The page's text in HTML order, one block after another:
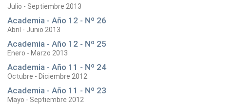
Julio - Septiembre 2013
Academia - Año 12 - Nº 26
Abril - Junio 2013
Academia - Año 12 - Nº 25
Enero - Marzo 2013
Academia - Año 11 - Nº 24
Octubre - Diciembre 2012
Academia - Año 11 - Nº 23
Mayo - Septiembre 2012